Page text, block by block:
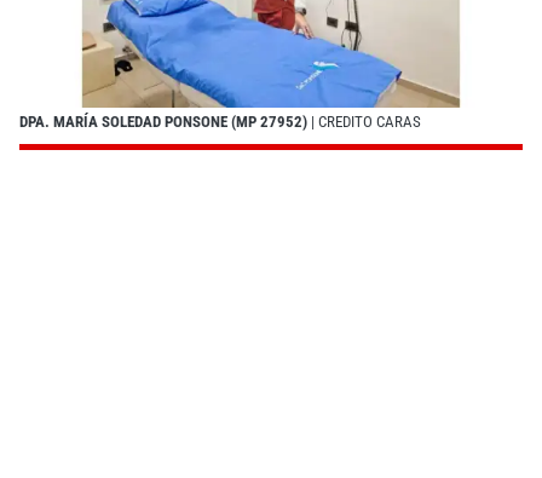
DPA. MARÍA SOLEDAD PONSONE (MP 27952) | CREDITO CARAS